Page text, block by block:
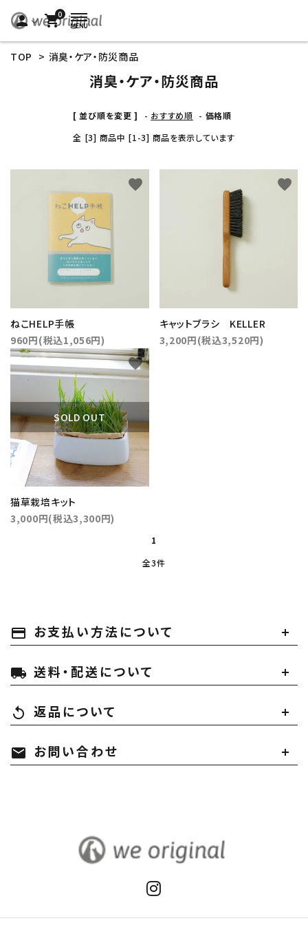
person 0
shopping_cart
TOP > 消臭・ケア・防災商品
消臭・ケア・防災商品
[ 並び順を変更 ] - おすすめ順 - 価格順
全 [3] 商品中 [1-3] 商品を表示しています
ねこHELP手帳
960円(税込1,056円)
favorite
キャットブラシ KELLER
3,200円(税込3,520円)
favorite
SOLD OUT
猫草栽培キット
3,000円(税込3,300円)
favorite
1
全3件
キーワード
カテゴリー
payment お支払い方法について
local_shipping 送料・配送について
replay 返品について
mail お問い合わせ